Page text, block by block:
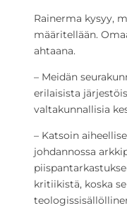
Rainerma kysyy,
määritellään.
ahtaana.
– Meidän
erilaisista
valtakunnallisia
– Katsoin
johdannossa
kritiikistä, koska